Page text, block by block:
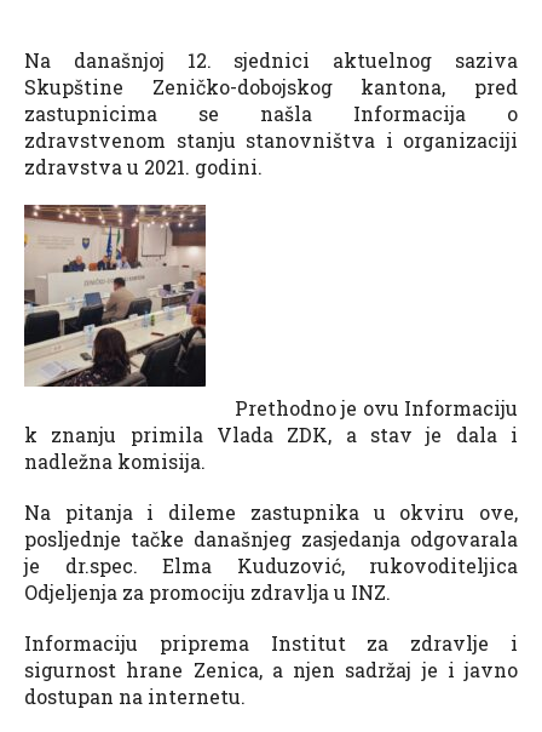
Na današnjoj 12. sjednici aktuelnog saziva
Skupštine Zeničko-dobojskog kantona, pred
zastupnicima se našla Informacija o
zdravstvenom stanju stanovništva i organizaciji
zdravstva u 2021. godini.
Prethodno je ovu Informaciju
k znanju primila Vlada ZDK, a stav je dala i
nadležna komisija.
Na pitanja i dileme zastupnika u okviru ove,
posljednje tačke današnjeg zasjedanja odgovarala
je dr.spec. Elma Kuduzović, rukovoditeljica
Odjeljenja za promociju zdravlja u INZ.
Informaciju priprema Institut za zdravlje i
sigurnost hrane Zenica, a njen sadržaj je i javno
dostupan na internetu.